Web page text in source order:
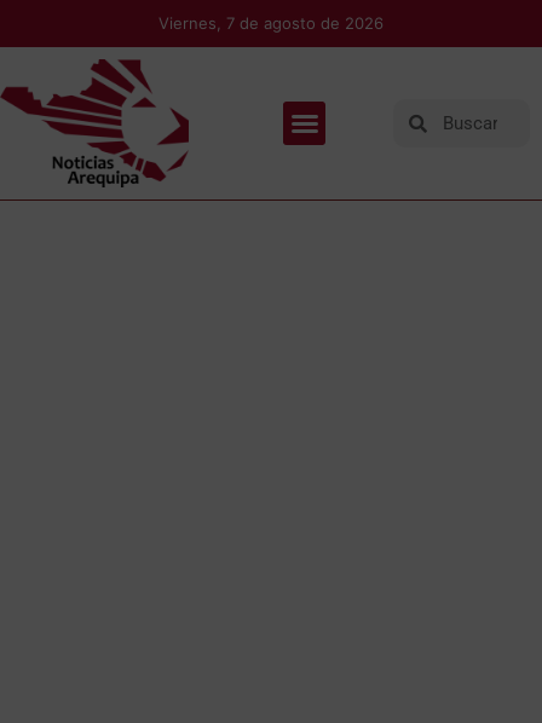
Viernes, 7 de agosto de 2026